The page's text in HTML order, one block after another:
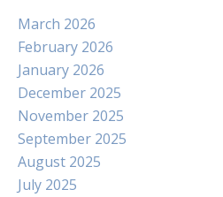
March 2026
February 2026
January 2026
December 2025
November 2025
September 2025
August 2025
July 2025